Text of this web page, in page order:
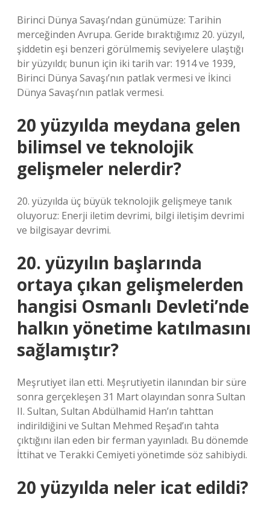
Birinci Dünya Savaşı’ndan günümüze: Tarihin
merceğinden Avrupa. Geride bıraktığımız 20. yüzyıl,
şiddetin eşi benzeri görülmemiş seviyelere ulaştığı
bir yüzyıldı; bunun için iki tarih var: 1914 ve 1939,
Birinci Dünya Savaşı’nın patlak vermesi ve İkinci
Dünya Savaşı’nın patlak vermesi.
20 yüzyılda meydana gelen
bilimsel ve teknolojik
gelişmeler nelerdir?
20. yüzyılda üç büyük teknolojik gelişmeye tanık
oluyoruz: Enerji iletim devrimi, bilgi iletişim devrimi
ve bilgisayar devrimi.
20. yüzyılın başlarında
ortaya çıkan gelişmelerden
hangisi Osmanlı Devleti’nde
halkın yönetime katılmasını
sağlamıştır?
Meşrutiyet ilan etti. Meşrutiyetin ilanından bir süre
sonra gerçekleşen 31 Mart olayından sonra Sultan
II. Sultan, Sultan Abdülhamid Han’ın tahttan
indirildiğini ve Sultan Mehmed Reşad’ın tahta
çıktığını ilan eden bir ferman yayınladı. Bu dönemde
İttihat ve Terakki Cemiyeti yönetimde söz sahibiydi.
20 yüzyılda neler icat edildi?